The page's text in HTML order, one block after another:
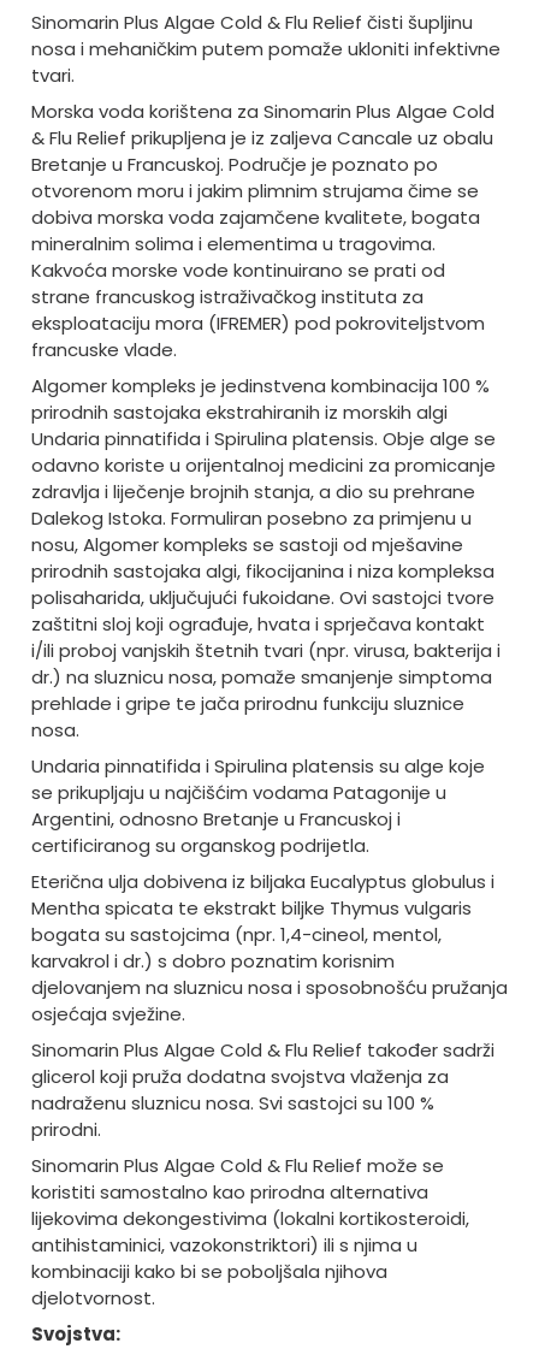
Sinomarin Plus Algae Cold & Flu Relief čisti šupljinu
nosa i mehaničkim putem pomaže ukloniti infektivne
tvari.
Morska voda korištena za Sinomarin Plus Algae Cold
& Flu Relief prikupljena je iz zaljeva Cancale uz obalu
Bretanje u Francuskoj. Područje je poznato po
otvorenom moru i jakim plimnim strujama čime se
dobiva morska voda zajamčene kvalitete, bogata
mineralnim solima i elementima u tragovima.
Kakvoća morske vode kontinuirano se prati od
strane francuskog istraživačkog instituta za
eksploataciju mora (IFREMER) pod pokroviteljstvom
francuske vlade.
Algomer kompleks je jedinstvena kombinacija 100 %
prirodnih sastojaka ekstrahiranih iz morskih algi
Undaria pinnatifida i Spirulina platensis. Obje alge se
odavno koriste u orijentalnoj medicini za promicanje
zdravlja i liječenje brojnih stanja, a dio su prehrane
Dalekog Istoka. Formuliran posebno za primjenu u
nosu, Algomer kompleks se sastoji od mješavine
prirodnih sastojaka algi, fikocijanina i niza kompleksa
polisaharida, uključujući fukoidane. Ovi sastojci tvore
zaštitni sloj koji ograđuje, hvata i sprječava kontakt
i/ili proboj vanjskih štetnih tvari (npr. virusa, bakterija i
dr.) na sluznicu nosa, pomaže smanjenje simptoma
prehlade i gripe te jača prirodnu funkciju sluznice
nosa.
Undaria pinnatifida i Spirulina platensis su alge koje
se prikupljaju u najčišćim vodama Patagonije u
Argentini, odnosno Bretanje u Francuskoj i
certificiranog su organskog podrijetla.
Eterična ulja dobivena iz biljaka Eucalyptus globulus i
Mentha spicata te ekstrakt biljke Thymus vulgaris
bogata su sastojcima (npr. 1,4-cineol, mentol,
karvakrol i dr.) s dobro poznatim korisnim
djelovanjem na sluznicu nosa i sposobnošću pružanja
osjećaja svježine.
Sinomarin Plus Algae Cold & Flu Relief također sadrži
glicerol koji pruža dodatna svojstva vlaženja za
nadraženu sluznicu nosa. Svi sastojci su 100 %
prirodni.
Sinomarin Plus Algae Cold & Flu Relief može se
koristiti samostalno kao prirodna alternativa
lijekovima dekongestivima (lokalni kortikosteroidi,
antihistaminici, vazokonstriktori) ili s njima u
kombinaciji kako bi se poboljšala njihova
djelotvornost.
Svojstva: